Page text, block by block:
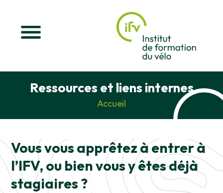
Ressources et liens internes
Accueil
Vous vous apprêtez à entrer à
l’IFV, ou bien vous y êtes déjà
stagiaires ?